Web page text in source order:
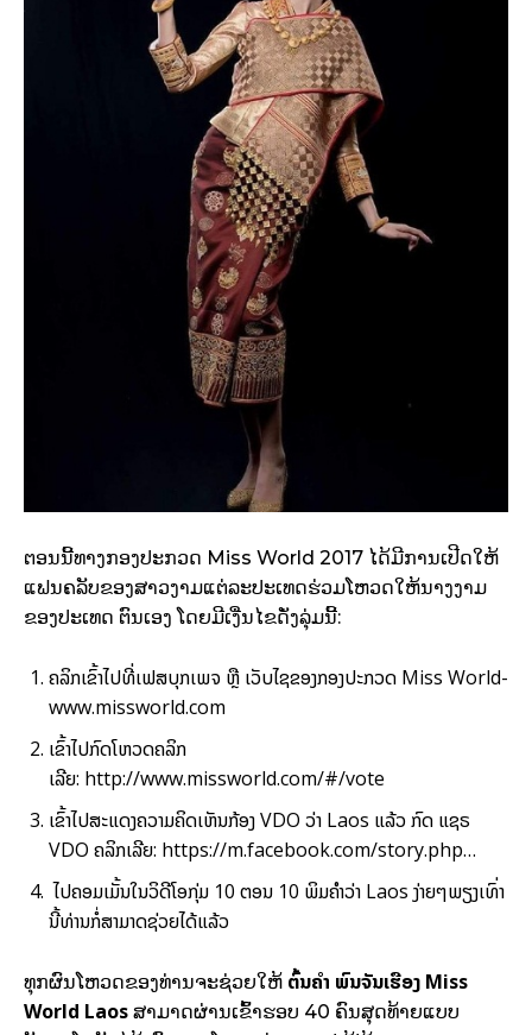
ຕອນນີ້ທາງກອງປະກວດ Miss World 2017 ໄດ້ມີການເປີດໃຫ້
ແຟນຄລັບຂອງສາວງາມແຕ່ລະປະເທດຮ່ວມໂຫວດໃຫ້ນາງງາມ
ຂອງປະເທດ ຕົນເອງ ໂດຍມີເງື່ນໄຂດັ່ງລຸ່ມນີ້:
ຄລິກເຂົ້າໄປທີ່ເຟສບຸກເພຈ ຫຼື ເວັບໄຊຂອງກອງປະກວດ Miss World-
www.missworld.com
ເຂົ້າໄປກົດໂຫວດຄລິກ
ເລີຍ: http://www.missworld.com/#/vote
ເຂົ້າໄປສະແດງຄວາມຄິດເຫັນກ້ອງ VDO ວ່າ Laos ແລ້ວ ກົດ ແຊຣ
VDO ຄລິກເລີຍ: https://m.facebook.com/story.php…
ໄປຄອມເມັ້ນໃນວິດີໂອກຸ່ມ 10 ຕອນ 10 ພິມຄຳວ່າ Laos ງ່າຍໆພຽງເທົ່າ
ນີ້ທ່ານກໍ່ສາມາດຊ່ວຍໄດ້ແລ້ວ
ທຸກຜົນໂຫວດຂອງທ່ານຈະຊ່ວຍໃຫ້ ຕົ້ນຄຳ ພົນຈັນເຮືອງ Miss
World Laos ສາມາດຜ່ານເຂົ້າຮອບ 40 ຄົນສຸດທ້າຍແບບ